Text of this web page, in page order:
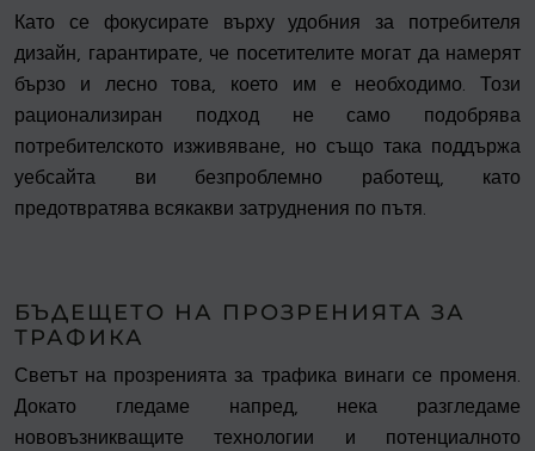
Като се фокусирате върху удобния за потребителя
дизайн, гарантирате, че посетителите могат да намерят
бързо и лесно това, което им е необходимо. Този
рационализиран подход не само подобрява
потребителското изживяване, но също така поддържа
уебсайта ви безпроблемно работещ, като
предотвратява всякакви затруднения по пътя.
БЪДЕЩЕТО НА ПРОЗРЕНИЯТА ЗА
ТРАФИКА
Светът на прозренията за трафика винаги се променя.
Докато гледаме напред, нека разгледаме
нововъзникващите технологии и потенциалното